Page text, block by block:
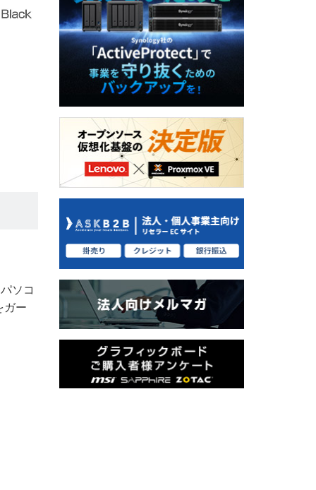
ソコ
ガー